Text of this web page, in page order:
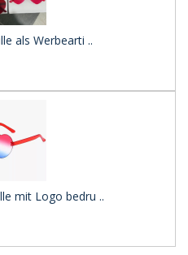
als Werbearti ..
mit Logo bedru ..